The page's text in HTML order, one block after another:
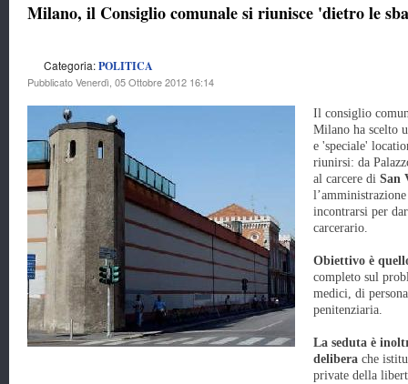
Milano, il Consiglio comunale si riunisce 'dietro le
Categoria:POLITICA
Pubblicato Venerdì, 05 Ottobre 2012 16:14
Il consiglio
Milano ha scelto
e 'speciale'
riunirsi: da
al carcere di San
incontrarsi per
carcerario.
Obiettivo è
completo sul
medici, di
penitenziaria.
La seduta è
delibera che
private della